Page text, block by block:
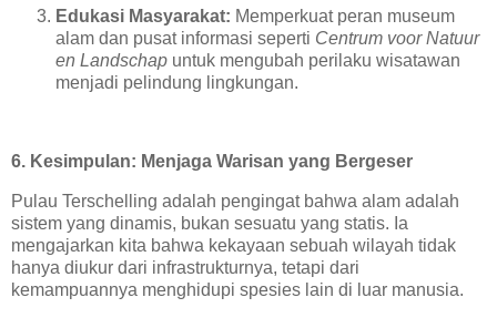
Edukasi Masyarakat: Memperkuat peran museum
alam dan pusat informasi seperti Centrum voor Natuur
en Landschap untuk mengubah perilaku wisatawan
menjadi pelindung lingkungan.
6. Kesimpulan: Menjaga Warisan yang Bergeser
Pulau Terschelling adalah pengingat bahwa alam adalah
sistem yang dinamis, bukan sesuatu yang statis. Ia
mengajarkan kita bahwa kekayaan sebuah wilayah tidak
hanya diukur dari infrastrukturnya, tetapi dari
kemampuannya menghidupi spesies lain di luar manusia.